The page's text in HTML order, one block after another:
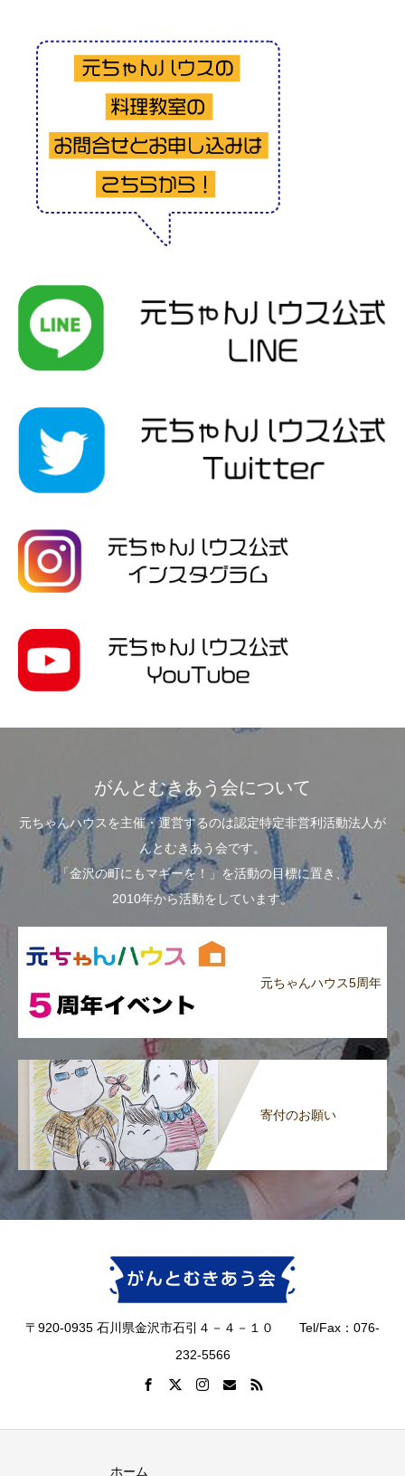
がんとむきあう会について
元ちゃんハウスを主催・運営するのは認定特定非営利活動法人が
んとむきあう会です。
「金沢の町にもマギーを！」を活動の目標に置き、
2010年から活動をしています。
元ちゃんハウス5周年
寄付のお願い
〒920-0935 石川県金沢市石引４－４－１０ Tel/Fax：076-
232-5566
ホーム